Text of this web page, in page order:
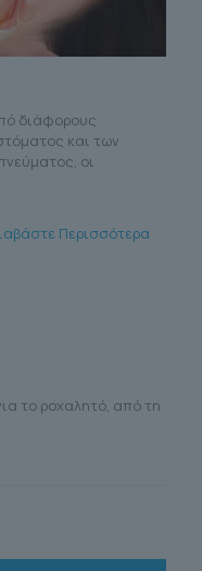
διάφορους
και των
οι
Περισσότερα
το ροχαλητό, από τη